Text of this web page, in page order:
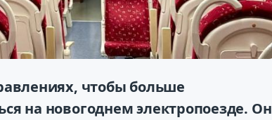
чтобы больше
на новогоднем электропоезде. Он